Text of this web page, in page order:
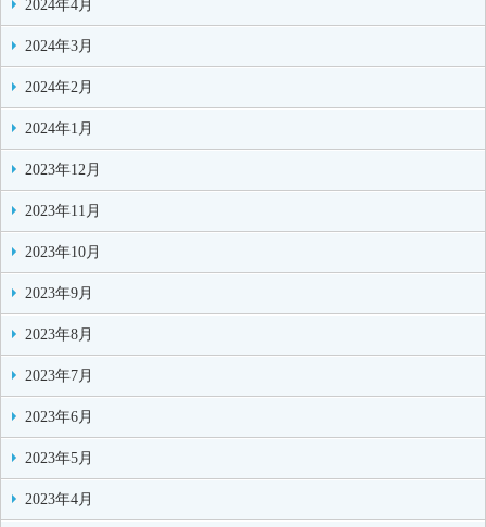
2024年4月
2024年3月
2024年2月
2024年1月
2023年12月
2023年11月
2023年10月
2023年9月
2023年8月
2023年7月
2023年6月
2023年5月
2023年4月